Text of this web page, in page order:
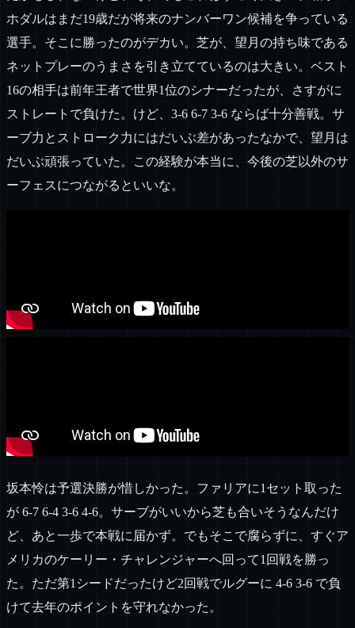
ホダルはまだ19歳だが将来のナンバーワン候補を争っている
選手。そこに勝ったのがデカい。芝が、望月の持ち味である
ネットプレーのうまさを引き立てているのは大きい。ベスト
16の相手は前年王者で世界1位のシナーだったが、さすがに
ストレートで負けた。けど、3-6 6-7 3-6 ならば十分善戦。サ
ーブ力とストローク力にはだいぶ差があったなかで、望月は
だいぶ頑張っていた。この経験が本当に、今後の芝以外のサ
ーフェスにつながるといいな。
坂本怜は予選決勝が惜しかった。ファリアに1セット取った
が 6-7 6-4 3-6 4-6。サーブがいいから芝も合いそうなんだけ
ど、あと一歩で本戦に届かず。でもそこで腐らずに、すぐア
メリカのケーリー・チャレンジャーへ回って1回戦を勝っ
た。ただ第1シードだったけど2回戦でルグーに 4-6 3-6 で負
けて去年のポイントを守れなかった。